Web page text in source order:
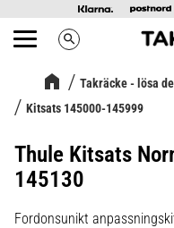
Meny search
Takräcke - lösa
Kitsats 145000-145999
Thule Kitsats
145130
Fordonsunikt